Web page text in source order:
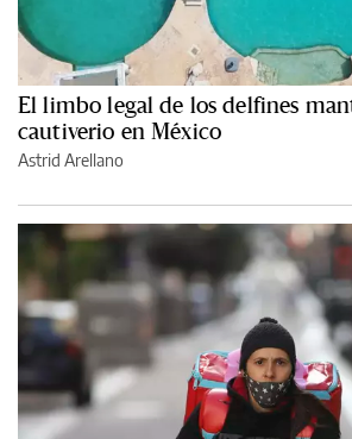
El limbo legal de los delfines
cautiverio en México
Astrid Arellano